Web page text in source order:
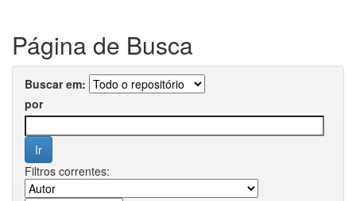
Página de Busca
Buscar em:
por
Filtros correntes: